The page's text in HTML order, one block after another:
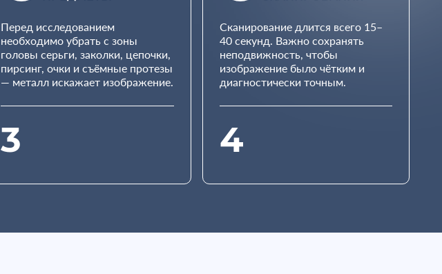
Перед исследованием
необходимо убрать с зоны
головы серьги, заколки, цепочки,
пирсинг, очки и съёмные протезы
— металл искажает изображение.
3
Сканирование длится всего 15–
40 секунд. Важно сохранять
неподвижность, чтобы
изображение было чётким и
диагностически точным.
4